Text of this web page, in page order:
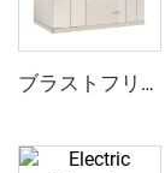
ブラストフリーザー